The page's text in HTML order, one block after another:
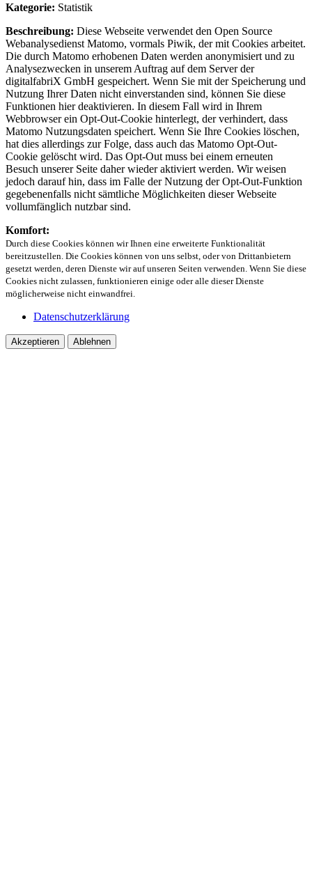
Kategorie: Statistik
Beschreibung: Diese Webseite verwendet den Open Source
Webanalysedienst Matomo, vormals Piwik, der mit Cookies arbeitet.
Die durch Matomo erhobenen Daten werden anonymisiert und zu
Analysezwecken in unserem Auftrag auf dem Server der
digitalfabriX GmbH gespeichert. Wenn Sie mit der Speicherung und
Nutzung Ihrer Daten nicht einverstanden sind, können Sie diese
Funktionen hier deaktivieren. In diesem Fall wird in Ihrem
Webbrowser ein Opt-Out-Cookie hinterlegt, der verhindert, dass
Matomo Nutzungsdaten speichert. Wenn Sie Ihre Cookies löschen,
hat dies allerdings zur Folge, dass auch das Matomo Opt-Out-
Cookie gelöscht wird. Das Opt-Out muss bei einem erneuten
Besuch unserer Seite daher wieder aktiviert werden. Wir weisen
jedoch darauf hin, dass im Falle der Nutzung der Opt-Out-Funktion
gegebenenfalls nicht sämtliche Möglichkeiten dieser Webseite
vollumfänglich nutzbar sind.
Komfort:
Durch diese Cookies können wir Ihnen eine erweiterte Funktionalität
bereitzustellen. Die Cookies können von uns selbst, oder von Drittanbietern
gesetzt werden, deren Dienste wir auf unseren Seiten verwenden. Wenn Sie diese
Cookies nicht zulassen, funktionieren einige oder alle dieser Dienste
möglicherweise nicht einwandfrei.
Datenschutzerklärung
Akzeptieren Ablehnen